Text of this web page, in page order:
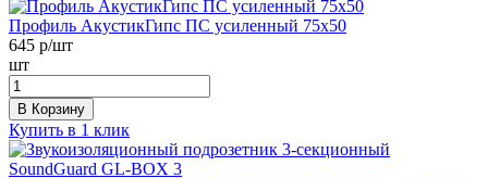
Профиль АкустикГипс ПС усиленный 75х50
645 р/шт
шт
В Корзину
Купить в 1 клик